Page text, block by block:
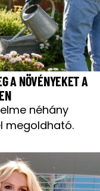
A NÖVÉNYEKET A
néhány
megoldható.